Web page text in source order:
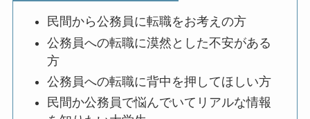
民間から公務員に転職をお考えの方
公務員への転職に漠然とした不安がある
方
公務員への転職に背中を押してほしい方
民間か公務員で悩んでいてリアルな情報